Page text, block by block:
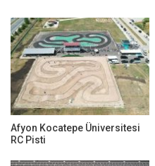
Afyon Kocatepe Üniversitesi
RC Pisti